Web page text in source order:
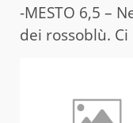
-MESTO 6,5 –
dei rossoblù.